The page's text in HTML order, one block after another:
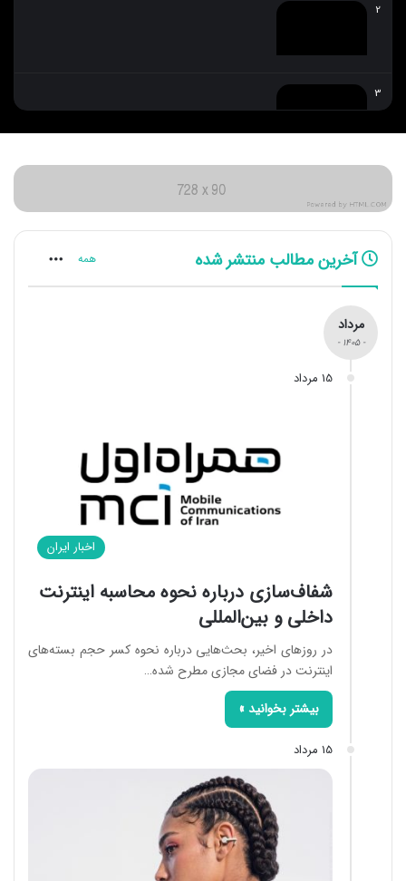
2
3
5
6
آخرین مطالب منتشر شده همه
مرداد
- 1405 -
15 مرداد
اخبار ایران
شفاف‌سازی درباره نحوه محاسبه اینترنت
داخلی و بین‌المللی
در روزهای اخیر، بحث‌هایی درباره نحوه کسر حجم بسته‌های
اینترنت در فضای مجازی مطرح شده…
بیشتر بخوانید »
15 مرداد